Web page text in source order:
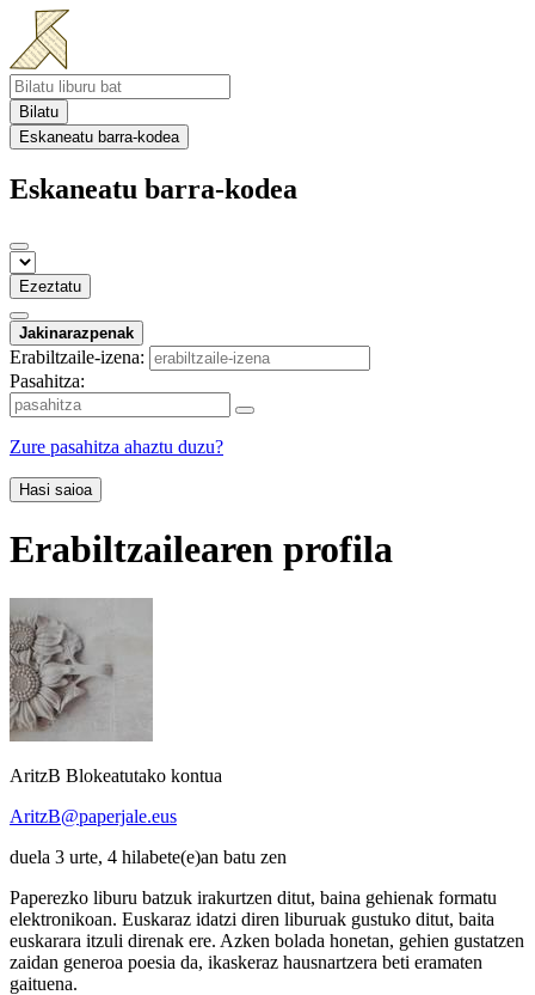
Bilatu
Eskaneatu barra-kodea
Eskaneatu barra-kodea
Ezeztatu
Jakinarazpenak
Erabiltzaile-izena:
Pasahitza:
Zure pasahitza ahaztu duzu?
Hasi saioa
Erabiltzailearen profila
AritzB Blokeatutako kontua
AritzB@paperjale.eus
duela 3 urte, 4 hilabete(e)an batu zen
Paperezko liburu batzuk irakurtzen ditut, baina gehienak formatu
elektronikoan. Euskaraz idatzi diren liburuak gustuko ditut, baita
euskarara itzuli direnak ere. Azken bolada honetan, gehien gustatzen
zaidan generoa poesia da, ikaskeraz hausnartzera beti eramaten
gaituena.